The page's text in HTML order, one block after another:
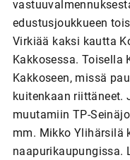
edustusjoukkueen
Virkiää kaksi kautta
Kakkosessa. Toisella
Kakkoseen, missä
kuitenkaan riittäneet.
muutamiin TP-
mm. Mikko Ylihärsilä
naapurikaupungissa.